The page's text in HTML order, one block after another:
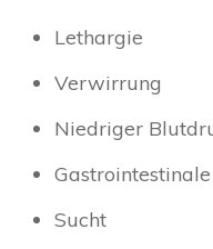
Lethargie
Verwirrung
Niedriger
Sucht